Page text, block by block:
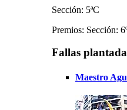
Sección: 5ªC
Premios: Sección:
Fallas
Maestro